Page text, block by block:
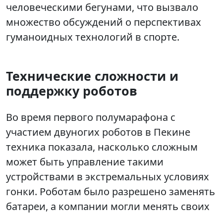
человеческими бегунами, что вызвало
множество обсуждений о перспективах
гуманоидных технологий в спорте.
Технические сложности и
поддержку роботов
Во время первого полумарафона с
участием двуногих роботов в Пекине
техника показала, насколько сложным
может быть управление такими
устройствами в экстремальных условиях
гонки. Роботам было разрешено заменять
батареи, а компании могли менять своих